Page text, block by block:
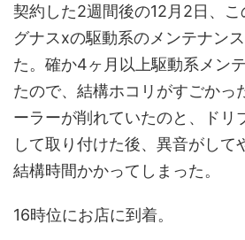
契約した2週間後の12月2日、
グナスxの駆動系のメンテナン
た。確か4ヶ月以上駆動系メン
たので、結構ホコリがすごかっ
ーラーが削れていたのと、ドリ
して取り付けた後、異音がして
結構時間かかってしまった。
16時位にお店に到着。